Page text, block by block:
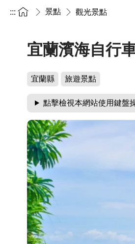
::: 景點 觀光景點
宜蘭濱海自行
宜蘭縣 旅遊景點
點擊檢視本網站使用鍵盤